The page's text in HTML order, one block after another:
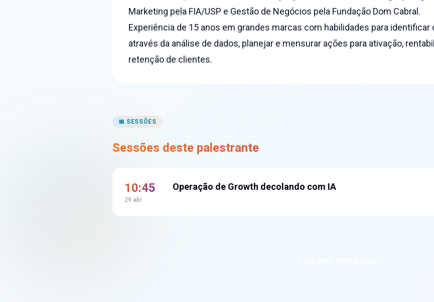
Marketing pela FIA/USP e Gestão de Negócios pela Fundação Dom Cabral.
Experiência de 15 anos em grandes marcas com habilidades para
através da análise de dados, planejar e mensurar ações para ativação,
retenção de clientes.
📅 SESSÕES
Sessões deste palestrante
10:45
29 abr
Operação de Growth decolando com IA